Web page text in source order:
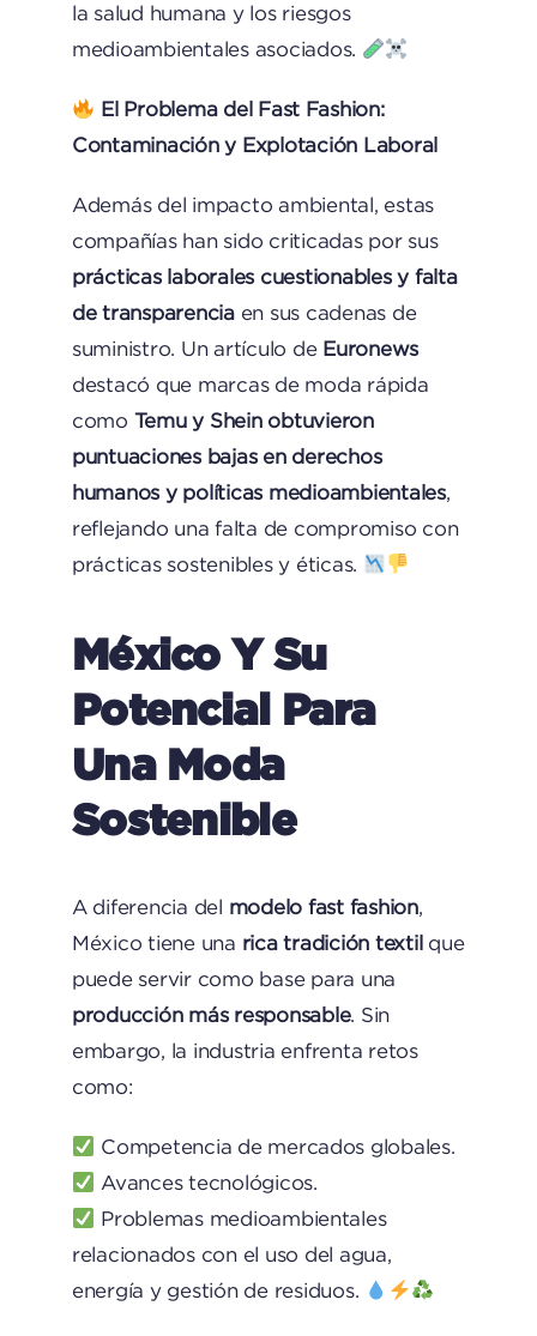
la salud humana y los riesgos
medioambientales asociados.
El Problema del Fast Fashion:
Contaminación y Explotación Laboral
Además del impacto ambiental, estas
compañías han sido criticadas por sus
prácticas laborales cuestionables y falta
de transparenciaen sus cadenas de
suministro. Un artículo de Euronews
destacó que marcas de moda rápida
como Temu y Shein obtuvieron
puntuaciones bajas en derechos
humanos y políticas medioambientales,
reflejando una falta de compromiso con
prácticas sostenibles y éticas.
México Y Su
Potencial Para
Una Moda
Sostenible
A diferencia del modelo fast fashion,
México tiene una rica tradición textil que
puede servir como base para una
producción más responsable. Sin
embargo, la industria enfrenta retos
como:
Competencia de mercados globales.
Avances tecnológicos.
Problemas medioambientales
relacionados con el uso del agua,
energía y gestión de residuos.